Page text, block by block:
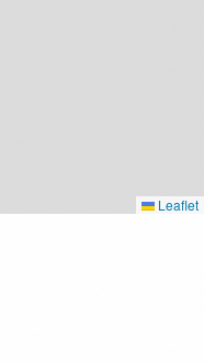
Leaflet